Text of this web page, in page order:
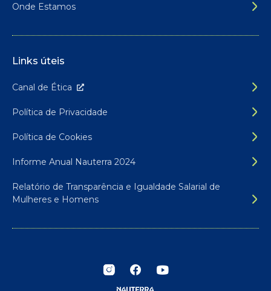
Onde Estamos
Links úteis
Canal de Ética
Política de Privacidade
Política de Cookies
Informe Anual Nauterra 2024
Relatório de Transparência e Igualdade Salarial de
Mulheres e Homens